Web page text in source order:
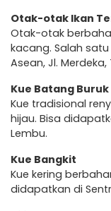
Otak-otak Ikan
Otak-otak
kacang. Salah
Asean, Jl.
Kue Batang Buruk
Kue tradisional
hijau. Bisa
Lembu.
Kue Bangkit
Kue kering
didapatkan di